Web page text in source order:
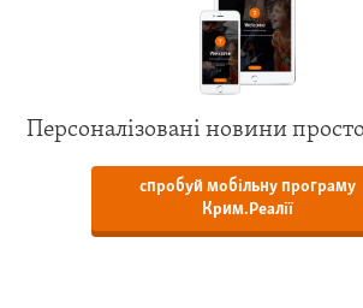
Персоналізовані новини
спробуй мобільну програму
Крим.Реалії